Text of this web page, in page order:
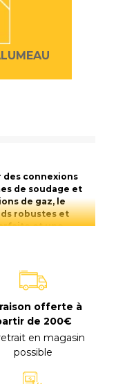
des connexions
de soudage et
de gaz, le
robustes et
et une
offerte à
de 200€
en magasin
possible